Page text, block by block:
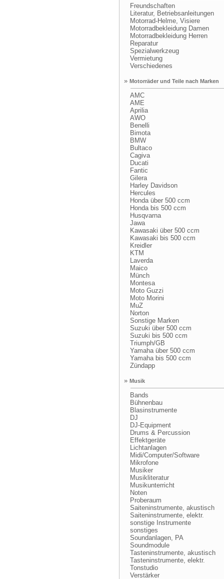
Freundschaften
Literatur, Betriebsanleitungen
Motorrad-Helme, Visiere
Motorradbekleidung Damen
Motorradbekleidung Herren
Reparatur
Spezialwerkzeug
Vermietung
Verschiedenes
» Motorräder und Teile nach Marken
AMC
AME
Aprilia
AWO
Benelli
Bimota
BMW
Bultaco
Cagiva
Ducati
Fantic
Gilera
Harley Davidson
Hercules
Honda über 500 ccm
Honda bis 500 ccm
Husqvarna
Jawa
Kawasaki über 500 ccm
Kawasaki bis 500 ccm
Kreidler
KTM
Laverda
Maico
Münch
Montesa
Moto Guzzi
Moto Morini
MuZ
Norton
Sonstige Marken
Suzuki über 500 ccm
Suzuki bis 500 ccm
Triumph/GB
Yamaha über 500 ccm
Yamaha bis 500 ccm
Zündapp
» Musik
Bands
Bühnenbau
Blasinstrumente
DJ
DJ-Equipment
Drums & Percussion
Effektgeräte
Lichtanlagen
Midi/Computer/Software
Mikrofone
Musiker
Musikliteratur
Musikunterricht
Noten
Proberaum
Saiteninstrumente, akustisch
Saiteninstrumente, elektr.
sonstige Instrumente
sonstiges
Soundanlagen, PA
Soundmodule
Tasteninstrumente, akustisch
Tasteninstrumente, elektr.
Tonstudio
Verstärker